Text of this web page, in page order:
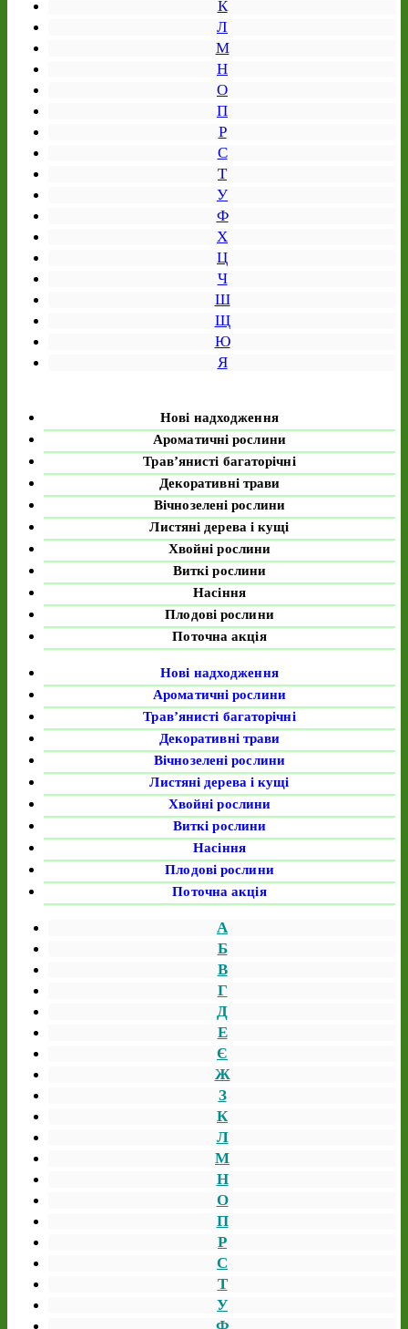
К
Л
М
Н
О
П
Р
С
Т
У
Ф
Х
Ц
Ч
Ш
Щ
Ю
Я
Нові надходження
Ароматичні рослини
Трав’янисті багаторічні
Декоративні трави
Вічнозелені рослини
Листяні дерева і кущі
Хвойні рослини
Виткі рослини
Насіння
Плодові рослини
Поточна акція
Нові надходження
Ароматичні рослини
Трав’янисті багаторічні
Декоративні трави
Вічнозелені рослини
Листяні дерева і кущі
Хвойні рослини
Виткі рослини
Насіння
Плодові рослини
Поточна акція
А
Б
В
Г
Д
Е
Є
Ж
З
К
Л
М
Н
О
П
Р
С
Т
У